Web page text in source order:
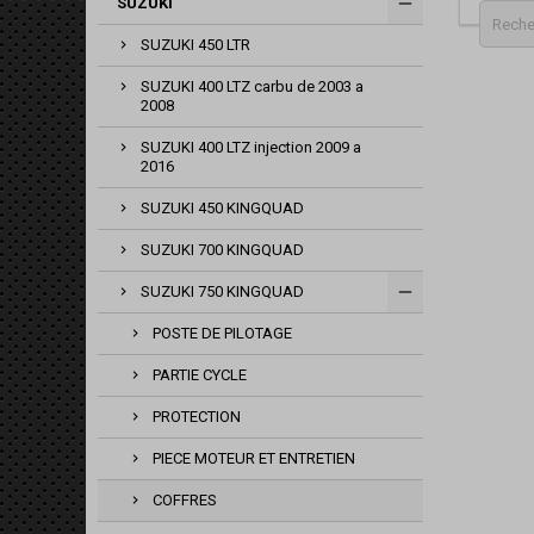
SUZUKI 450 LTR
SUZUKI 400 LTZ carbu de 2003 a
2008
SUZUKI 400 LTZ injection 2009 a
2016
SUZUKI 450 KINGQUAD
SUZUKI 700 KINGQUAD
SUZUKI 750 KINGQUAD
POSTE DE PILOTAGE
PARTIE CYCLE
PROTECTION
PIECE MOTEUR ET ENTRETIEN
COFFRES